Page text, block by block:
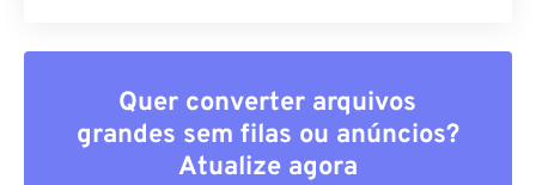
Quer converter arquivos
grandes sem filas ou anúncios?
Atualize agora